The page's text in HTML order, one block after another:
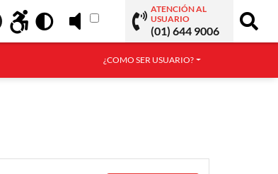
ATENCIÓN AL
USUARIO
(01) 644 9006
¿COMO SER USUARIO?